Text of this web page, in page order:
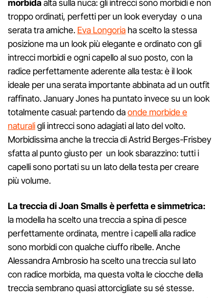
morbidaalta sulla nuca: gli intrecci sono morbidi e non
troppo ordinati, perfetti per un look everyday o una
serata tra amiche. Eva Longoria ha scelto la stessa
posizione ma un look più elegante e ordinato con gli
intrecci morbidi e ogni capello al suo posto, con la
radice perfettamente aderente alla testa: è il look
ideale per una serata importante abbinata ad un outfit
raffinato. January Jones ha puntato invece su un look
totalmente casual: partendo daonde morbide e
naturaligli intrecci sono adagiati al lato del volto.
Morbidissima anche la treccia di Astrid Berges-Frisbey
sfatta al punto giusto per un look sbarazzino: tutti i
capelli sono portati su un lato della testa per creare
più volume.
La treccia di Joan Smalls è perfetta e simmetrica:
la modella ha scelto una treccia a spina di pesce
perfettamente ordinata, mentre i capelli alla radice
sono morbidi con qualche ciuffo ribelle. Anche
Alessandra Ambrosio ha scelto una treccia sul lato
con radice morbida, ma questa volta le ciocche della
treccia sembrano quasi attorcigliate su sé stesse.